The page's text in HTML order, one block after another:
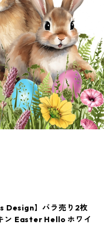
】バラ売り2枚
ン Easter Hello ホワイ